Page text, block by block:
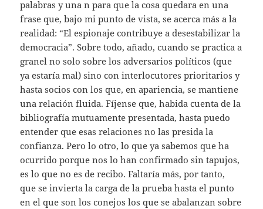
palabras y una n para que la cosa quedara en una
frase que, bajo mi punto de vista, se acerca más a la
realidad: “El espionaje contribuye a desestabilizar la
democracia”. Sobre todo, añado, cuando se practica a
granel no solo sobre los adversarios políticos (que
ya estaría mal) sino con interlocutores prioritarios y
hasta socios con los que, en apariencia, se mantiene
una relación fluida. Fíjense que, habida cuenta de la
bibliografía mutuamente presentada, hasta puedo
entender que esas relaciones no las presida la
confianza. Pero lo otro, lo que ya sabemos que ha
ocurrido porque nos lo han confirmado sin tapujos,
es lo que no es de recibo. Faltaría más, por tanto,
que se invierta la carga de la prueba hasta el punto
en el que son los conejos los que se abalanzan sobre